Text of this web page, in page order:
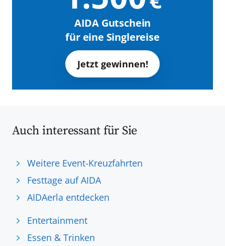
AIDA Gutschein
für eine Singlereise
Jetzt gewinnen!
Auch interessant für Sie
Weitere Event-Kreuzfahrten
Festtage auf AIDA
AIDAerla entdecken
Entertainment
Essen & Trinken